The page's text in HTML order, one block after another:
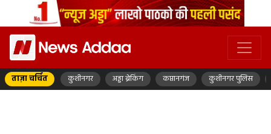
ताज़ा चर्चित कुशीनगर अड्डा ब्रेकिंग कप्तानगंज कुशीनगर पुलिस